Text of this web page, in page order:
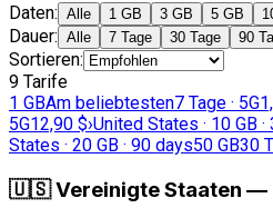
Daten: Alle 1 GB 3 GB 5 GB
Dauer: Alle 7 Tage 30 Tage 90
Sortieren:
9 Tarife
1 GBAm beliebtesten7 Tage · 5G
5G12,90 $›United States · 10 GB
States · 20 GB · 90 days50 GB30
🇺🇸Vereinigte Staaten —